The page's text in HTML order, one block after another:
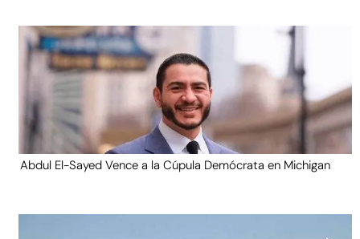
Abdul El-Sayed Vence a la Cúpula Demócrata en Michigan